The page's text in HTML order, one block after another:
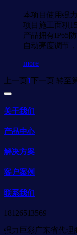
本项目使用强
项目施工面积
产品拥有IP65
自动亮度调节
more
上一页1下一页 转至
关于我们
产品中心
解决方案
客户案例
联系我们
18126513569
强力巨彩广东省代理